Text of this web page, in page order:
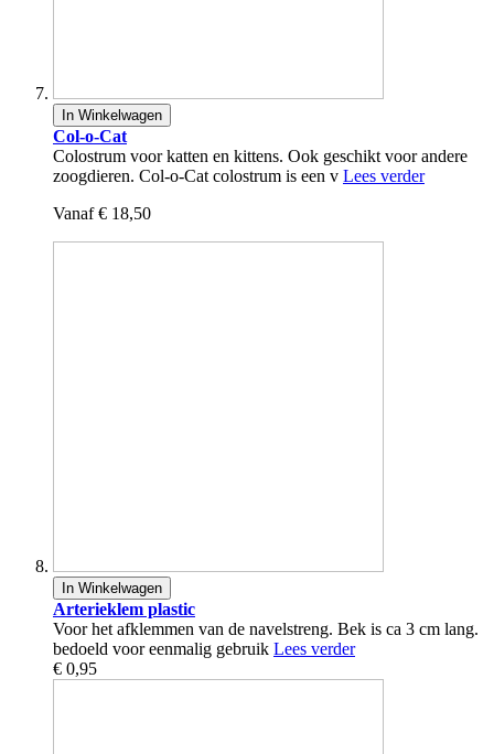
In Winkelwagen
Col-o-Cat
Colostrum voor katten en kittens. Ook geschikt voor andere
zoogdieren. Col-o-Cat colostrum is een v Lees verder
Vanaf € 18,50
In Winkelwagen
Arterieklem plastic
Voor het afklemmen van de navelstreng. Bek is ca 3 cm lang.
bedoeld voor eenmalig gebruik Lees verder
€ 0,95